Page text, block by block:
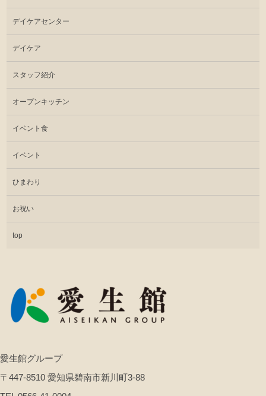
デイケアセンター
デイケア
スタッフ紹介
オープンキッチン
イベント食
イベント
ひまわり
お祝い
top
愛生館グループ
〒447-8510 愛知県碧南市新川町3-88